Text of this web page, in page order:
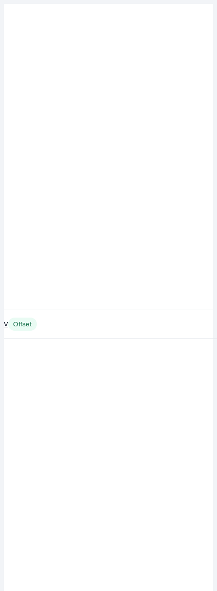
V Offset